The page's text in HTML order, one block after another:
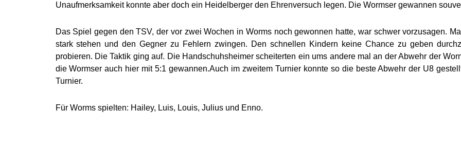
Unaufmerksamkeit konnte aber doch ein Heidelberger den Ehrenversuch legen. Die Wormser gewannen
Das Spiel gegen den TSV, der vor zwei Wochen in Worms noch gewonnen hatte, war schwer vorzusagen.
stark stehen und den Gegner zu Fehlern zwingen. Den schnellen Kindern keine Chance zu geben
probieren. Die Taktik ging auf. Die Handschuhsheimer scheiterten ein ums andere mal an der Abwehr der
die Wormser auch hier mit 5:1 gewannen.Auch im zweitem Turnier konnte so die beste Abwehr der U8
Turnier.
Für Worms spielten: Hailey, Luis, Louis, Julius und Enno.